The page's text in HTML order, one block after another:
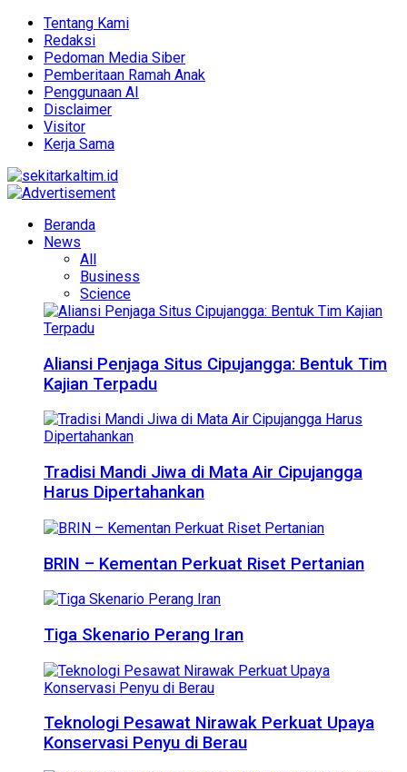
Tentang Kami
Redaksi
Pedoman Media Siber
Pemberitaan Ramah Anak
Penggunaan AI
Disclaimer
Visitor
Kerja Sama
Beranda
News
All
Business
Science
Aliansi Penjaga Situs Cipujangga: Bentuk Tim
Kajian Terpadu
Tradisi Mandi Jiwa di Mata Air Cipujangga
Harus Dipertahankan
BRIN – Kementan Perkuat Riset Pertanian
Tiga Skenario Perang Iran
Teknologi Pesawat Nirawak Perkuat Upaya
Konservasi Penyu di Berau